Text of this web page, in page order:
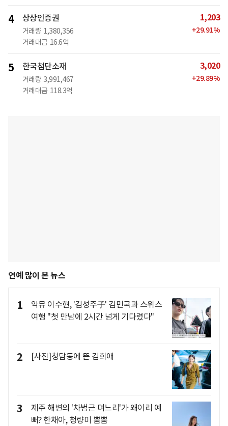
4 상상인증권
거래량 1,380,356
거래대금 16.6억
1,203
+29.91%
5 한국첨단소재
거래량 3,991,467
거래대금 118.3억
3,020
+29.89%
연예 많이 본 뉴스
1
악뮤 이수현, '김성주子' 김민국과 스위스
여행 "첫 만남에 2시간 넘게 기다렸다"
2 [사진]청담동에 뜬 김희애
3
제주 해변의 '차범근 며느리'가 왜이리 예
뻐? 한채아, 청량미 뿜뿜